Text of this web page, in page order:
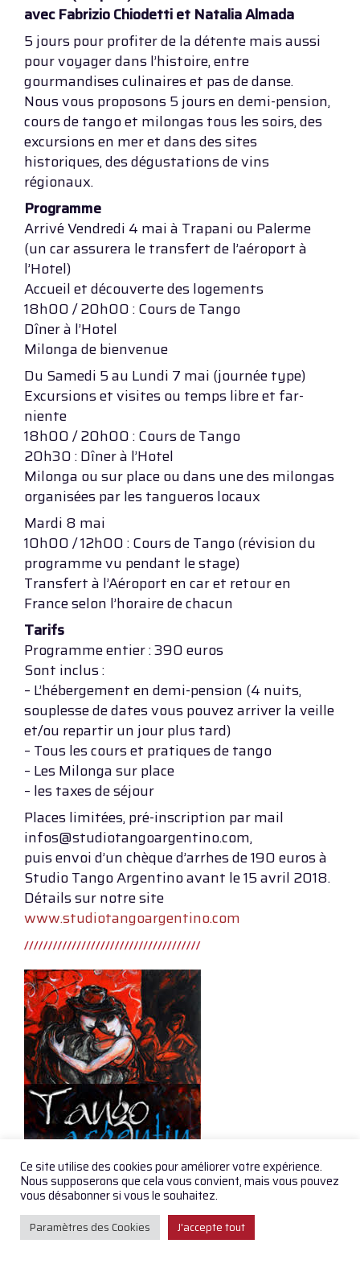
avec Fabrizio Chiodetti et Natalia Almada
5 jours pour profiter de la détente mais aussi
pour voyager dans l’histoire, entre
gourmandises culinaires et pas de danse.
Nous vous proposons 5 jours en demi-pension,
cours de tango et milongas tous les soirs, des
excursions en mer et dans des sites
historiques, des dégustations de vins
régionaux.
Programme
Arrivé Vendredi 4 mai à Trapani ou Palerme
(un car assurera le transfert de l’aéroport à
l’Hotel)
Accueil et découverte des logements
18h00 / 20h00 : Cours de Tango
Dîner à l’Hotel
Milonga de bienvenue
Du Samedi 5 au Lundi 7 mai (journée type)
Excursions et visites ou temps libre et far-
niente
18h00 / 20h00 : Cours de Tango
20h30 : Dîner à l’Hotel
Milonga ou sur place ou dans une des milongas
organisées par les tangueros locaux
Mardi 8 mai
10h00 / 12h00 : Cours de Tango (révision du
programme vu pendant le stage)
Transfert à l’Aéroport en car et retour en
France selon l’horaire de chacun
Tarifs
Programme entier : 390 euros
Sont inclus :
– L’hébergement en demi-pension (4 nuits,
souplesse de dates vous pouvez arriver la veille
et/ou repartir un jour plus tard)
– Tous les cours et pratiques de tango
– Les Milonga sur place
– les taxes de séjour
Places limitées, pré-inscription par mail
infos@studiotangoargentino.com,
puis envoi d’un chèque d’arrhes de 190 euros à
Studio Tango Argentino avant le 15 avril 2018.
Détails sur notre site
www.studiotangoargentino.com
Ce site utilise des cookies pour améliorer votre expérience.
Nous supposerons que cela vous convient, mais vous pouvez
vous désabonner si vous le souhaitez.
Paramètres des Cookies J'accepte tout